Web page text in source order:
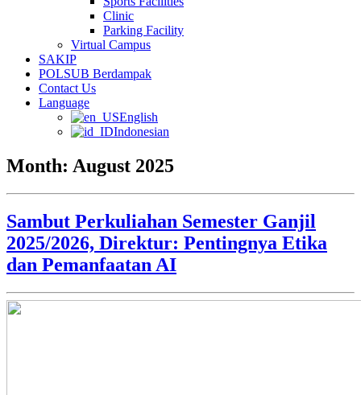
Clinic
Parking Facility
Virtual Campus
SAKIP
POLSUB Berdampak
Contact Us
Language
English
Indonesian
Month: August 2025
Sambut Perkuliahan Semester Ganjil
2025/2026, Direktur: Pentingnya Etika
dan Pemanfaatan AI